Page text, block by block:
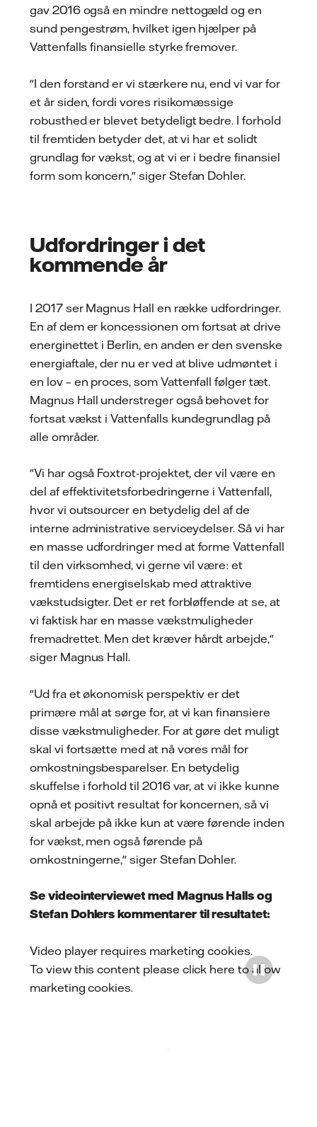
gav 2016 også en mindre nettogæld og en
sund pengestrøm, hvilket igen hjælper på
Vattenfalls finansielle styrke fremover.
"I den forstand er vi stærkere nu, end vi var for
et år siden, fordi vores risikomæssige
robusthed er blevet betydeligt bedre. I forhold
til fremtiden betyder det, at vi har et solidt
grundlag for vækst, og at vi er i bedre finansiel
form som koncern," siger Stefan Dohler.
Udfordringer i det
kommende år
I 2017 ser Magnus Hall en række udfordringer.
En af dem er koncessionen om fortsat at drive
energinettet i Berlin, en anden er den svenske
energiaftale, der nu er ved at blive udmøntet i
en lov – en proces, som Vattenfall følger tæt.
Magnus Hall understreger også behovet for
fortsat vækst i Vattenfalls kundegrundlag på
alle områder.
"Vi har også Foxtrot-projektet, der vil være en
del af effektivitetsforbedringerne i Vattenfall,
hvor vi outsourcer en betydelig del af de
interne administrative serviceydelser. Så vi har
en masse udfordringer med at forme Vattenfall
til den virksomhed, vi gerne vil være: et
fremtidens energiselskab med attraktive
vækstudsigter. Det er ret forbløffende at se, at
vi faktisk har en masse vækstmuligheder
fremadrettet. Men det kræver hårdt arbejde,"
siger Magnus Hall.
"Ud fra et økonomisk perspektiv er det
primære mål at sørge for, at vi kan finansiere
disse vækstmuligheder. For at gøre det muligt
skal vi fortsætte med at nå vores mål for
omkostningsbesparelser. En betydelig
skuffelse i forhold til 2016 var, at vi ikke kunne
opnå et positivt resultat for koncernen, så vi
skal arbejde på ikke kun at være førende inden
for vækst, men også førende på
omkostningerne," siger Stefan Dohler.
Se videointerviewet med Magnus Halls og
Stefan Dohlers kommentarer til resultatet:
Video player requires marketing cookies.
To view this content please click here to allow
marketing cookies.
Play